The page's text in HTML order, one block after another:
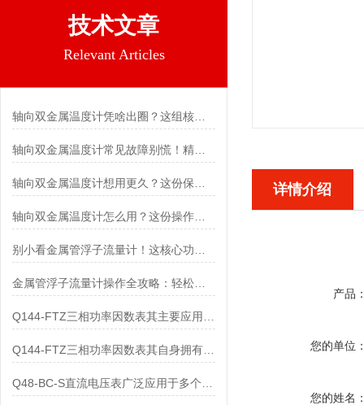
技术文章
Relevant Articles
轴向双金属温度计凭啥出圈？这组核心特点给出了答案
轴向双金属温度计常见故障别慌！精准定位，轻松搞定难题
轴向双金属温度计怎么用？这份操作指南，新手也能快速拿捏！
金属管浮子流量计操作全攻略：轻松拿捏，精准掌控每一步！
Q144-FTZ三相功率因数表其自身拥有怎样的功能呢？
详情介绍
产品
您的单位
您的姓名